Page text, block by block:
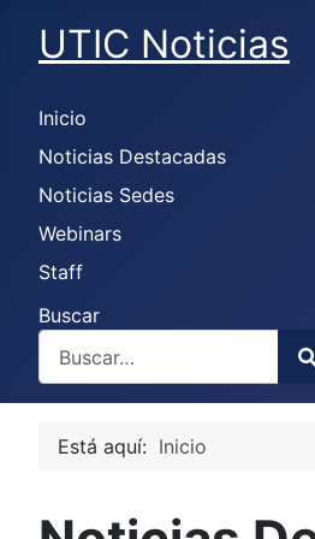
UTIC Noticias
Inicio
Noticias Destacadas
Noticias Sedes
Webinars
Staff
Buscar
Type 2 or more characters
Está aquí: Inicio